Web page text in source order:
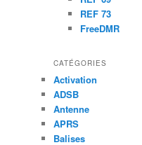
REF 73
FreeDMR
CATÉGORIES
Activation
ADSB
Antenne
APRS
Balises